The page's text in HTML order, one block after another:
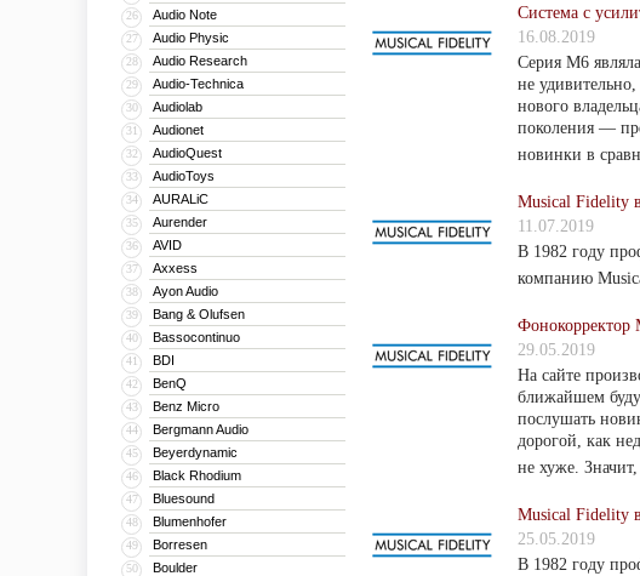
26 Audio Note
27 Audio Physic
28 Audio Research
29 Audio-Technica
30 Audiolab
31 Audionet
32 AudioQuest
33 AudioToys
34 AURALiC
35 Aurender
36 AVID
37 Axxess
38 Ayon Audio
39 Bang & Olufsen
40 Bassocontinuo
41 BDI
42 BenQ
43 Benz Micro
44 Bergmann Audio
45 Beyerdynamic
46 Black Rhodium
47 Bluesound
48 Blumenhofer
49 Borresen
50 Boulder
Система с
16.08.2019
Серия М6
не
нового
поколения —
новинки в
Musical Fidelity
11.07.2019
В 1982 году
компанию
29.05.2019
На сайте
ближайшем
послушать
дорогой, как
не хуже.
Musical Fidelity
25.05.2019
В 1982 году